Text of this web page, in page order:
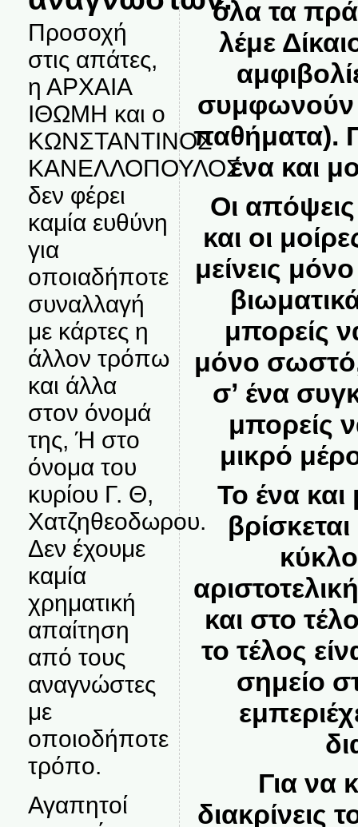
Προσοχή
στις απάτες,
η ΑΡΧΑΙΑ
ΙΘΩΜΗ και ο
ΚΩΝΣΤΑΝΤΙΝΟΣ
ΚΑΝΕΛΛΟΠΟΥΛΟΣ
δεν φέρει
καμία ευθύνη
για
οποιαδήποτε
συναλλαγή
με κάρτες η
άλλον τρόπω
και άλλα
στον όνομά
της, Ή στο
όνομα του
κυρίου Γ. Θ,
Χατζηθεοδωρου.
Δεν έχουμε
καμία
χρηματική
απαίτηση
από τους
αναγνώστες
με
οποιοδήποτε
τρόπο.
Αγαπητοί
όλα τα
λέμε
συμφωνούν
παθήματα).
ένα και
Οι απόψεις
και οι
μείνεις
μπορείς
μόνο σωστό,
σʼ ένα
μπορείς
μικρό
Το ένα
και στο
το τέλος
σημείο
Για να
διακρίνεις